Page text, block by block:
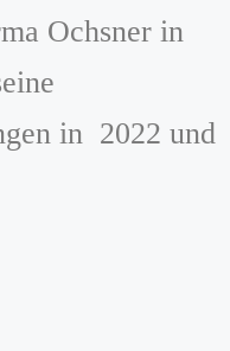
Ochsner in
in 2022 und